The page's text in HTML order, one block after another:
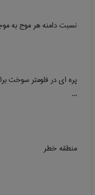
نسبت دامنه هر موج به
پره ای در فلومتر سوخت
...
منطقه خطر